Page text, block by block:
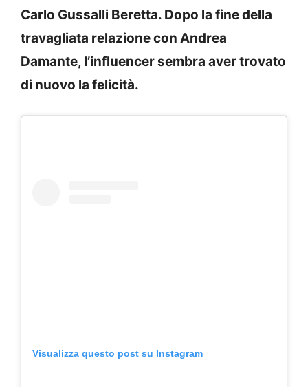
Carlo Gussalli Beretta. Dopo la fine della
travagliata relazione con Andrea
Damante, l’influencer sembra aver trovato
di nuovo la felicità.
Visualizza questo post su Instagram